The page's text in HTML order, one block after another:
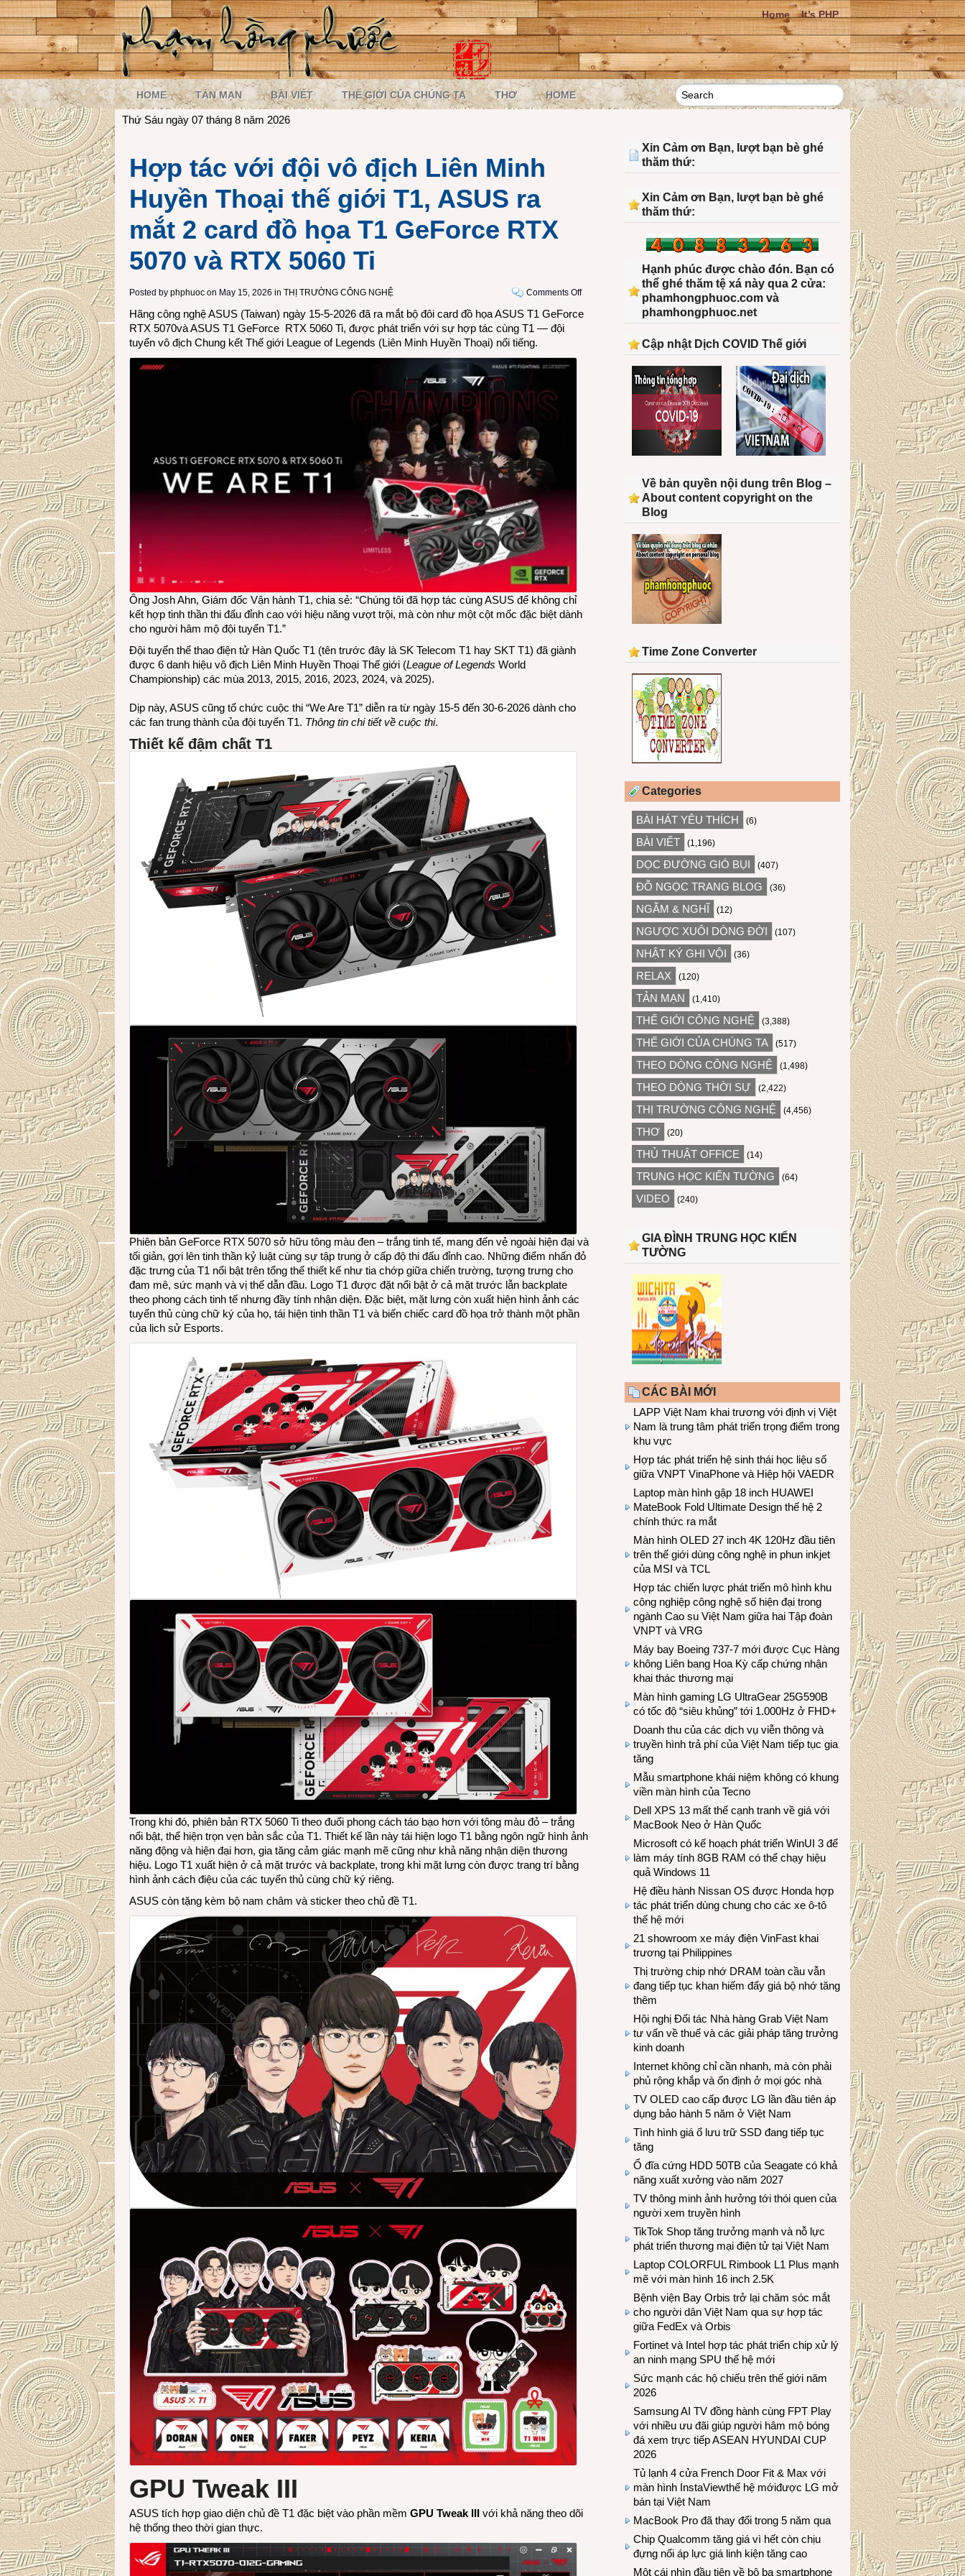
Home It’s PHP
HOME TẢN MẠN BÀI VIẾT THẾ GIỚI CỦA CHÚNG TA THƠ HOME
Thứ Sáu ngày 07 tháng 8 năm 2026
Hợp tác với đội vô địch Liên Minh
Huyền Thoại thế giới T1, ASUS ra
mắt 2 card đồ họa T1 GeForce RTX
5070 và RTX 5060 Ti
Posted by phphuoc on May 15, 2026 in THỊ TRƯỜNG CÔNG NGHỆ Comments Offon
tác
Hãng công nghệ ASUS (Taiwan) ngày 15-5-2026 đã ra mắt bộ đôi card đồ họa ASUS T1 GeForce
RTX 5070và ASUS T1 GeForce RTX 5060 Ti, được phát triển với sự hợp tác cùng T1 — đội
tuyển vô địch Chung kết Thế giới League of Legends (Liên Minh Huyền Thoại) nổi tiếng.
Ông Josh Ahn, Giám đốc Vận hành T1, chia sẻ: “Chúng tôi đã hợp tác cùng ASUS để không chỉ
kết hợp tinh thần thi đấu đỉnh cao với hiệu năng vượt trội, mà còn như một cột mốc đặc biệt dành
cho người hâm mộ đội tuyển T1.”
Đội tuyển thể thao điện tử Hàn Quốc T1 (tên trước đây là SK Telecom T1 hay SKT T1) đã giành
được 6 danh hiệu vô địch Liên Minh Huyền Thoại Thế giới (League of Legends World
Championship) các mùa 2013, 2015, 2016, 2023, 2024, và 2025).
Dịp này, ASUS cũng tổ chức cuộc thi “We Are T1” diễn ra từ ngày 15-5 đến 30-6-2026 dành cho
các fan trung thành của đội tuyển T1. Thông tin chi tiết về cuộc thi.
Thiết kế đậm chất T1
Phiên bản GeForce RTX 5070 sở hữu tông màu đen – trắng tinh tế, mang đến vẻ ngoài hiện đại và
tối giản, gợi lên tinh thần kỷ luật cùng sự tập trung ở cấp độ thi đấu đỉnh cao. Những điểm nhấn đỏ
đặc trưng của T1 nổi bật trên tổng thể thiết kế như tia chớp giữa chiến trường, tượng trưng cho
đam mê, sức mạnh và vị thế dẫn đầu. Logo T1 được đặt nổi bật ở cả mặt trước lẫn backplate
theo phong cách tinh tế nhưng đầy tính nhận diện. Đặc biệt, mặt lưng còn xuất hiện hình ảnh các
tuyển thủ cùng chữ ký của họ, tái hiện tinh thần T1 và biến chiếc card đồ họa trở thành một phần
của lịch sử Esports.
Trong khi đó, phiên bản RTX 5060 Ti theo đuổi phong cách táo bạo hơn với tông màu đỏ – trắng
nổi bật, thể hiện trọn vẹn bản sắc của T1. Thiết kế lần này tái hiện logo T1 bằng ngôn ngữ hình ảnh
năng động và hiện đại hơn, gia tăng cảm giác mạnh mẽ cũng như khả năng nhận diện thương
hiệu. Logo T1 xuất hiện ở cả mặt trước và backplate, trong khi mặt lưng còn được trang trí bằng
hình ảnh cách điệu của các tuyển thủ cùng chữ ký riêng.
ASUS còn tặng kèm bộ nam châm và sticker theo chủ đề T1.
GPU Tweak III
ASUS tích hợp giao diện chủ đề T1 đặc biệt vào phần mềm GPU Tweak III với khả năng theo dõi
hệ thống theo thời gian thực.
Xin Cảm ơn Bạn, lượt bạn bè ghé
thăm thứ:
Xin Cảm ơn Bạn, lượt bạn bè ghé
thăm thứ:
Hạnh phúc được chào đón. Bạn có
thể ghé thăm tệ xá này qua 2 cửa:
phamhongphuoc.com và
phamhongphuoc.net
Cập nhật Dịch COVID Thế giới
Về bản quyền nội dung trên Blog –
About content copyright on the
Blog
Time Zone Converter
Categories
BÀI HÁT YÊU THÍCH (6)
BÀI VIẾT (1,196)
DỌC ĐƯỜNG GIÓ BỤI (407)
ĐỖ NGỌC TRANG BLOG (36)
NGẪM & NGHĨ (12)
NGƯỢC XUÔI DÒNG ĐỜI (107)
NHẬT KÝ GHI VỘI (36)
RELAX (120)
TẢN MẠN (1,410)
THẾ GIỚI CÔNG NGHỆ (3,388)
THẾ GIỚI CỦA CHÚNG TA (517)
THEO DÒNG CÔNG NGHỆ (1,498)
THEO DÒNG THỜI SỰ (2,422)
THỊ TRƯỜNG CÔNG NGHỆ (4,456)
THƠ (20)
THỦ THUẬT OFFICE (14)
TRUNG HỌC KIẾN TƯỜNG (64)
VIDEO (240)
GIA ĐÌNH TRUNG HỌC KIẾN
TƯỜNG
CÁC BÀI MỚI
LAPP Việt Nam khai trương với định vị Việt
Nam là trung tâm phát triển trọng điểm trong
khu vực
Hợp tác phát triển hệ sinh thái học liệu số
giữa VNPT VinaPhone và Hiệp hội VAEDR
Laptop màn hình gập 18 inch HUAWEI
MateBook Fold Ultimate Design thế hệ 2
chính thức ra mắt
Màn hình OLED 27 inch 4K 120Hz đầu tiên
trên thế giới dùng công nghệ in phun inkjet
của MSI và TCL
Hợp tác chiến lược phát triển mô hình khu
công nghiệp công nghệ số hiện đại trong
ngành Cao su Việt Nam giữa hai Tập đoàn
VNPT và VRG
Máy bay Boeing 737-7 mới được Cục Hàng
không Liên bang Hoa Kỳ cấp chứng nhận
khai thác thương mại
Màn hình gaming LG UltraGear 25G590B
có tốc độ “siêu khủng” tới 1.000Hz ở FHD+
Doanh thu của các dịch vụ viễn thông và
truyền hình trả phí của Việt Nam tiếp tục gia
tăng
Mẫu smartphone khái niệm không có khung
viền màn hình của Tecno
Dell XPS 13 mất thế cạnh tranh về giá với
MacBook Neo ở Hàn Quốc
Microsoft có kế hoạch phát triển WinUI 3 để
làm máy tính 8GB RAM có thể chạy hiệu
quả Windows 11
Hệ điều hành Nissan OS được Honda hợp
tác phát triển dùng chung cho các xe ô-tô
thế hệ mới
21 showroom xe máy điện VinFast khai
trương tại Philippines
Thị trường chip nhớ DRAM toàn cầu vẫn
đang tiếp tục khan hiếm đẩy giá bộ nhớ tăng
thêm
Hội nghị Đối tác Nhà hàng Grab Việt Nam
tư vấn về thuế và các giải pháp tăng trưởng
kinh doanh
Internet không chỉ cần nhanh, mà còn phải
phủ rộng khắp và ổn định ở mọi góc nhà
TV OLED cao cấp được LG lần đầu tiên áp
dụng bảo hành 5 năm ở Việt Nam
Tình hình giá ổ lưu trữ SSD đang tiếp tục
tăng
Ổ đĩa cứng HDD 50TB của Seagate có khả
năng xuất xưởng vào năm 2027
TV thông minh ảnh hưởng tới thói quen của
người xem truyền hình
TikTok Shop tăng trưởng mạnh và nỗ lực
phát triển thương mại điện tử tại Việt Nam
Laptop COLORFUL Rimbook L1 Plus mạnh
mẽ với màn hình 16 inch 2.5K
Bệnh viện Bay Orbis trở lại chăm sóc mắt
cho người dân Việt Nam qua sự hợp tác
giữa FedEx và Orbis
Fortinet và Intel hợp tác phát triển chip xử lý
an ninh mạng SPU thế hệ mới
Sức mạnh các hộ chiếu trên thế giới năm
2026
Samsung AI TV đồng hành cùng FPT Play
với nhiều ưu đãi giúp người hâm mộ bóng
đá xem trực tiếp ASEAN HYUNDAI CUP
2026
Tủ lạnh 4 cửa French Door Fit & Max với
màn hình InstaViewthế hệ mớiđược LG mở
bán tại Việt Nam
MacBook Pro đã thay đổi trong 5 năm qua
Chip Qualcomm tăng giá vì hết còn chịu
đựng nổi áp lực giá linh kiện tăng cao
Một cái nhìn đầu tiên về bộ ba smartphone